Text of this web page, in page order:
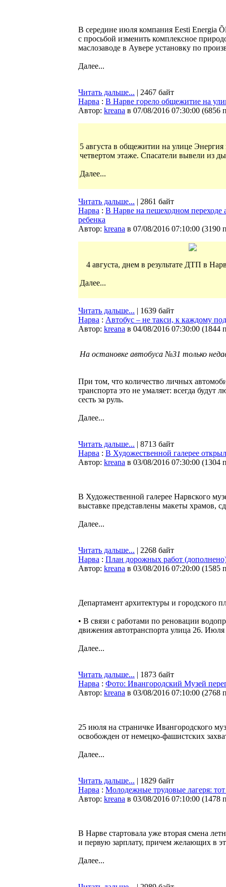
В середине июля компания Eesti Energia
с просьбой изменить комплексное
маслозаводе в Аувере установку по
Далее...
Читать дальше... | 2467 байт
Нарва : В Нарве горело общежитие на
Автор: kreana в 07/08/2016 07:30:00 (6856
5 августа в общежитии на улице
четвертом этаже. Спасатели вывели из
Далее...
Читать дальше... | 2861 байт
Нарва : В Нарве на пешеходном переходе
ребенка
Автор: kreana в 07/08/2016 07:10:00 (3190
4 августа, днем в результате ДТП в
Далее...
Читать дальше... | 1639 байт
Нарва : Автобус – не такси, к каждому
Автор: kreana в 04/08/2016 07:30:00 (1844
На остановке автобуса №31 только
При том, что количество личных
транспорта это не умаляет: всегда
сесть за руль.
Далее...
Читать дальше... | 8713 байт
Нарва : В Художественной галерее
Автор: kreana в 03/08/2016 07:30:00 (1304
В Художественной галерее Нарвского
выставке представлены макеты
Далее...
Читать дальше... | 2268 байт
Нарва : План дорожных работ
Автор: kreana в 03/08/2016 07:20:00 (1585
Департамент архитектуры и городского
• В связи с работами по реновации
движения автотранспорта улица 26.
Далее...
Читать дальше... | 1873 байт
Нарва : Фото: Ивангородский Музей
Автор: kreana в 03/08/2016 07:10:00 (2768
25 июля на страничке Ивангородского
освобожден от немецко-фашистских
Далее...
Читать дальше... | 1829 байт
Нарва : Молодежные трудовые лагеря:
Автор: kreana в 03/08/2016 07:10:00 (1478
В Нарве стартовала уже вторая смена
и первую зарплату, причем желающих в
Далее...